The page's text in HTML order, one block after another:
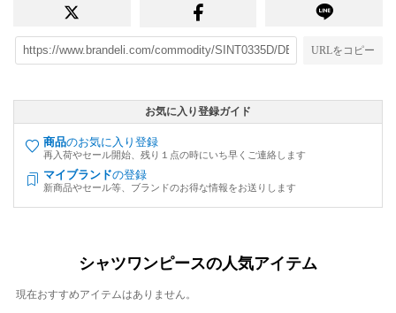
URLをコピー
お気に入り登録ガイド
商品のお気に入り登録
再入荷やセール開始、残り１点の時にいち早くご連絡します
マイブランドの登録
新商品やセール等、ブランドのお得な情報をお送りします
シャツワンピースの人気アイテム
現在おすすめアイテムはありません。